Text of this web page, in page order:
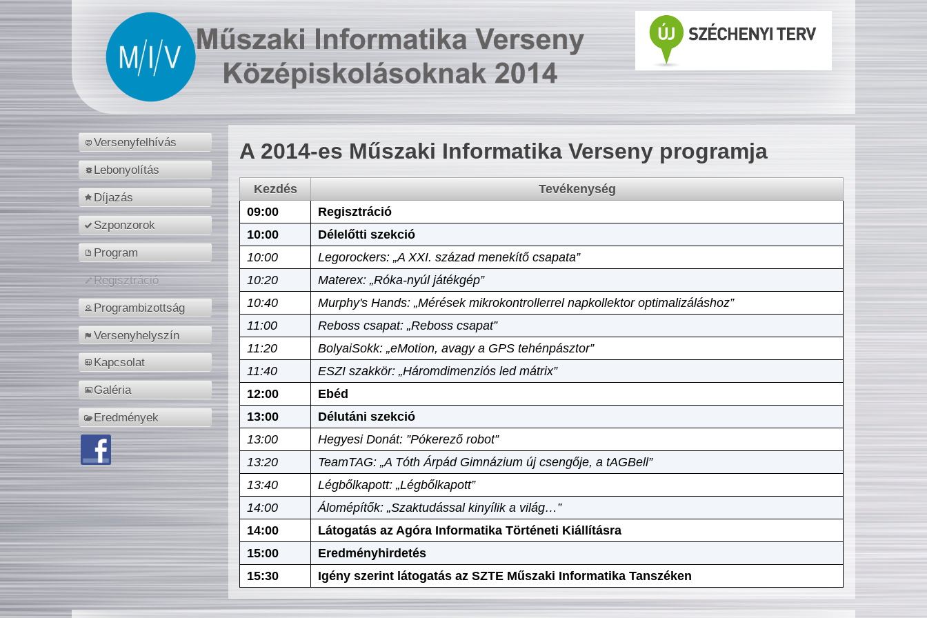
Versenyfelhívás
Lebonyolítás
Díjazás
Szponzorok
Program
Regisztráció
Programbizottság
Versenyhelyszín
Kapcsolat
Galéria
Eredmények
A 2014-es Műszaki Informatika Verseny programja
Kezdés
Tevékenység
09:00
Regisztráció
10:00
Délelőtti szekció
10:00
Legorockers: „A XXI. század menekítő csapata”
10:20
Materex: „Róka-nyúl játékgép”
10:40
Murphy's Hands: „Mérések mikrokontrollerrel napkollektor optimalizáláshoz”
11:00
Reboss csapat: „Reboss csapat”
11:20
BolyaiSokk: „eMotion, avagy a GPS tehénpásztor”
11:40
ESZI szakkör: „Háromdimenziós led mátrix”
12:00
Ebéd
13:00
Délutáni szekció
13:00
Hegyesi Donát: ”Pókerező robot”
13:20
TeamTAG: „A Tóth Árpád Gimnázium új csengője, a tAGBell”
13:40
Légbőlkapott: „Légbőlkapott”
14:00
Álomépítők: „Szaktudással kinyílik a világ…”
14:00
Látogatás az Agóra Informatika Történeti Kiállításra
15:00
Eredményhirdetés
15:30
Igény szerint látogatás az SZTE Műszaki Informatika Tanszéken